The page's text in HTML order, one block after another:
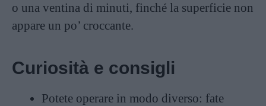
o una ventina di minuti, finché la superficie non
appare un po’ croccante.
Curiosità e consigli
Potete operare in modo diverso: fate